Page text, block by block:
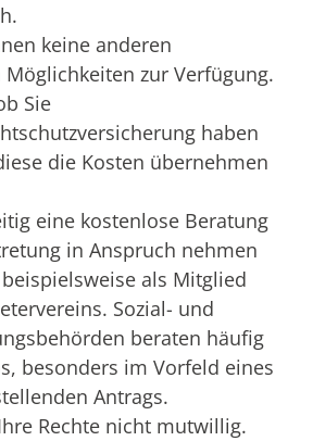
keine anderen
zur Verfügung.
Sie
haben
die Kosten übernehmen
eine kostenlose Beratung
in Anspruch nehmen
als Mitglied
Sozial- und
beraten häufig
besonders im Vorfeld eines
Antrags.
Rechte nicht mutwillig.